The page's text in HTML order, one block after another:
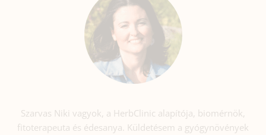
Szarvas Niki vagyok, a HerbClinic alapítója, biomérnök,
fitoterapeuta és édesanya. Küldetésem a gyógynövények